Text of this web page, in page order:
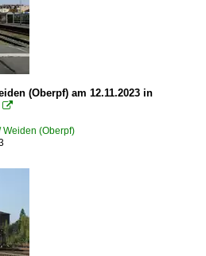
(Oberpf) am 12.11.2023 in

Weiden (Oberpf)